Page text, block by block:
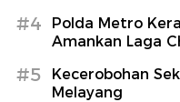
#4
Polda Metro
Amankan Laga
#5
Kecerobohan
Melayang